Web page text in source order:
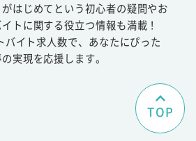
はじめてという初心者の疑問やお
トに関する役立つ情報も満載！
イト求人数で、あなたにぴった
実現を応援します。
TOP